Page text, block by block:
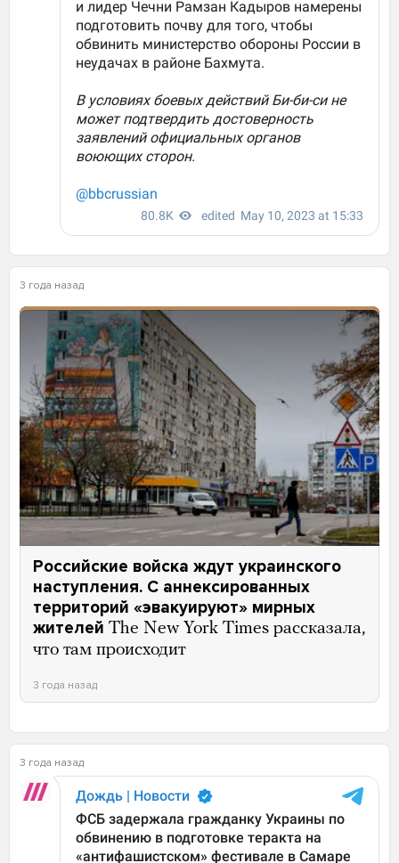
3 года назад
Российские войска ждут украинского
наступления. С аннексированных
территорий «эвакуируют» мирных
жителей The New York Times рассказала,
что там происходит
3 года назад
3 года назад